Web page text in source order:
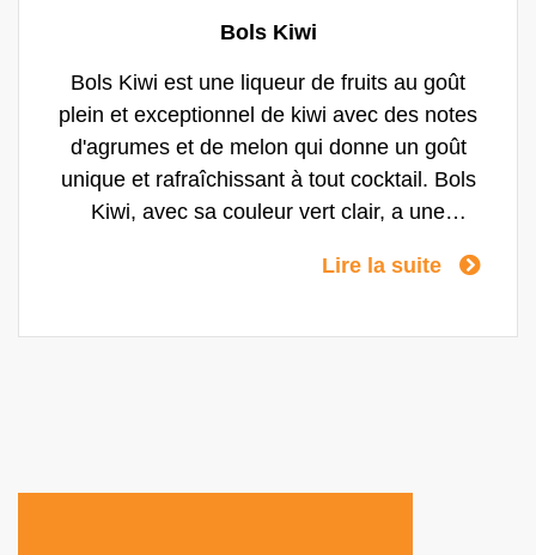
Bols Kiwi
Bols Kiwi est une liqueur de fruits au goût
plein et exceptionnel de kiwi avec des notes
d'agrumes et de melon qui donne un goût
unique et rafraîchissant à tout cocktail. Bols
Kiwi, avec sa couleur vert clair, a une
facilité en bouche et s'inscrit parfaitement
fruits frais.
Lire la suite